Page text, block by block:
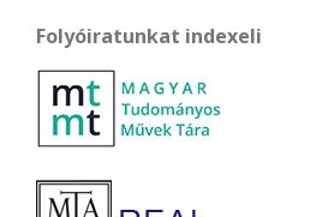
Folyóiratunkat indexeli